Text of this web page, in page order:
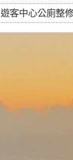
遊客中心公廁整